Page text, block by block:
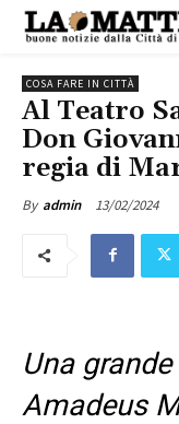
COSA FARE IN CITTÀ
Al Teatro
Don
regia di
By admin 13/02/2024
Una
Amadeus